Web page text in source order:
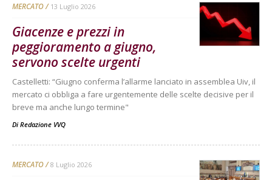
MERCATO 13 Luglio 2026
Giacenze e prezzi in
peggioramento a giugno,
servono scelte urgenti
Castelletti: “Giugno conferma l’allarme lanciato in assemblea Uiv, il
mercato ci obbliga a fare urgentemente delle scelte decisive per il
breve ma anche lungo termine"
Di Redazione VVQ
MERCATO 8 Luglio 2026